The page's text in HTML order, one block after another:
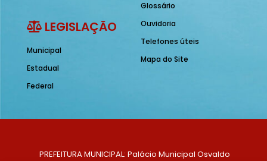
LEGISLAÇÃO
Municipal
Estadual
Federal
Glossário
Ouvidoria
Telefones úteis
Mapa do Site
PREFEITURA MUNICIPAL: Palácio Municipal Osvaldo